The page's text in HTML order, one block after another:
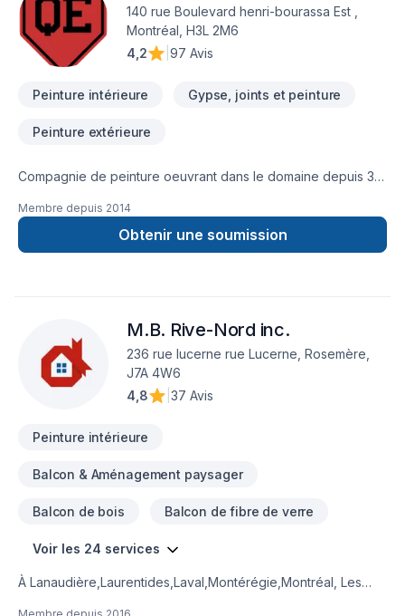
140 rue Boulevard henri-bourassa Est ,
Montréal, H3L 2M6
4,2
97 Avis
Peinture intérieure Gypse, joints et peinture
Peinture extérieure
Compagnie de peinture oeuvrant dans le domaine depuis 30
nous fera plaisir de venir discuter de vos travaux avec vous!
Membre depuis 2014
Obtenir une soumission
M.B. Rive-Nord inc.
236 rue lucerne rue Lucerne, Rosemère,
J7A 4W6
4,8
37 Avis
Peinture intérieure
Balcon & Aménagement paysager
Balcon de bois Balcon de fibre de verre
Voir les 24 services
À Lanaudière,Laurentides,Laval,Montérégie,Montréal, Les